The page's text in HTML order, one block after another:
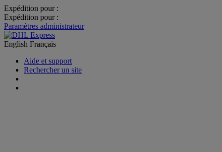
Expédition pour :
Expédition pour :
Paramètres administrateur
English Français
Aide et support
Rechercher un site